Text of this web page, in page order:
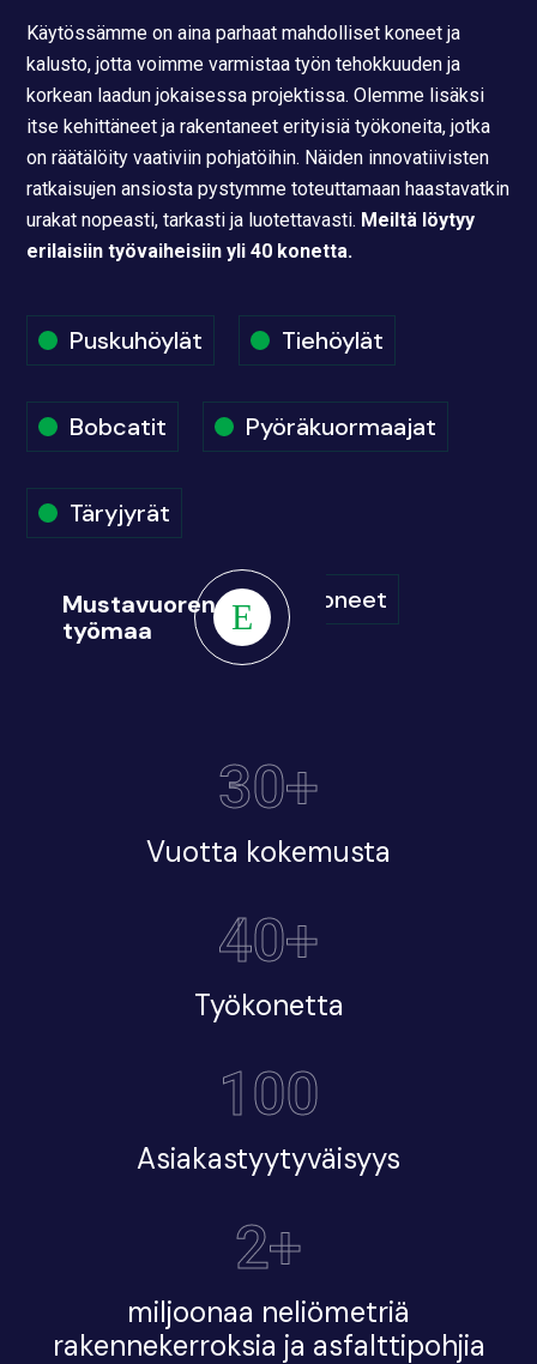
Käytössämme on aina parhaat mahdolliset koneet ja
kalusto, jotta voimme varmistaa työn tehokkuuden ja
korkean laadun jokaisessa projektissa. Olemme lisäksi
itse kehittäneet ja rakentaneet erityisiä työkoneita, jotka
on räätälöity vaativiin pohjatöihin. Näiden innovatiivisten
ratkaisujen ansiosta pystymme toteuttamaan haastavatkin
urakat nopeasti, tarkasti ja luotettavasti. Meiltä löytyy
erilaisiin työvaiheisiin yli 40 konetta.
Puskuhöylät Tiehöylät
Bobcatit Pyöräkuormaajat
Täryjyrät
Pyöräalustaiset kaivinkoneet
Mustavuoren
työmaa
30+
Vuotta kokemusta
40+
Työkonetta
100
Asiakastyytyväisyys
2+
miljoonaa neliömetriä
rakennekerroksia ja asfalttipohjia